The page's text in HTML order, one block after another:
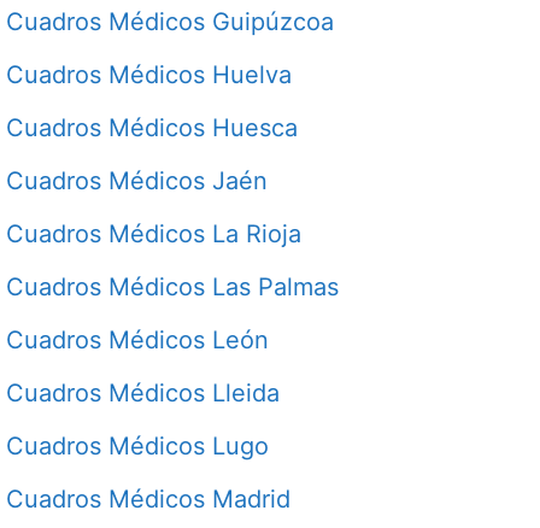
Cuadros Médicos Guipúzcoa
Cuadros Médicos Huelva
Cuadros Médicos Huesca
Cuadros Médicos Jaén
Cuadros Médicos La Rioja
Cuadros Médicos Las Palmas
Cuadros Médicos León
Cuadros Médicos Lleida
Cuadros Médicos Lugo
Cuadros Médicos Madrid